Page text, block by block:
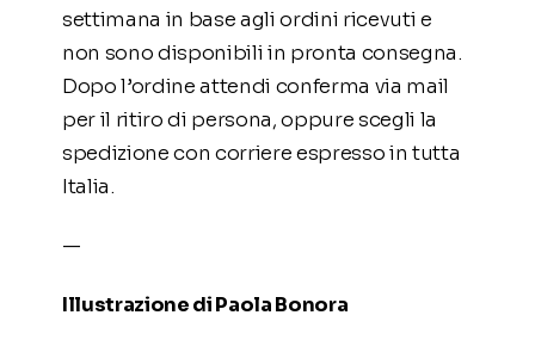
settimana in base agli ordini ricevuti e
non sono disponibili in pronta consegna.
Dopo l’ordine attendi conferma via mail
per il ritiro di persona, oppure scegli la
spedizione con corriere espresso in tutta
Italia.
—
Illustrazione di Paola Bonora